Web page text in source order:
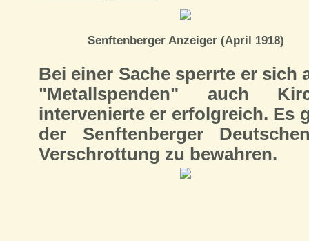
Senftenberger Anzeiger (April 1918)
Bei einer Sache sperrte er sich
"Metallspenden" auch
intervenierte er erfolgreich. Es
der Senftenberger
Verschrottung zu bewahren.